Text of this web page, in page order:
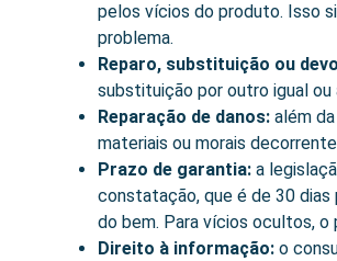
pelos vícios do produto. Isso
problema.
Reparo, substituição ou
substituição por outro igual
Reparação de danos:além da
materiais ou morais
Prazo de garantia:a
constatação, que é de 30
do bem. Para vícios ocultos,
Direito à informação:o